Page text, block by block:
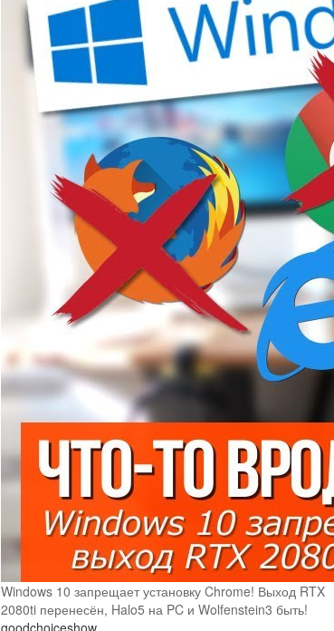
Windows 10 запрещает установку Chrome! Выход RTX
2080ti перенесён, Halo5 на PC и Wolfenstein3 быть!
goodchoiceshow